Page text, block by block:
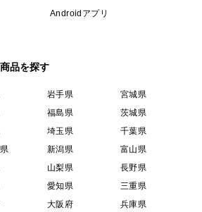
Androidアプリ
品を探す
岩手県
宮城県
福島県
茨城県
埼玉県
千葉県
新潟県
富山県
山梨県
長野県
愛知県
三重県
大阪府 兵庫県